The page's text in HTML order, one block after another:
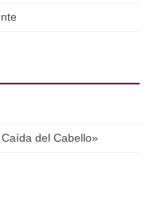
del Cabello»